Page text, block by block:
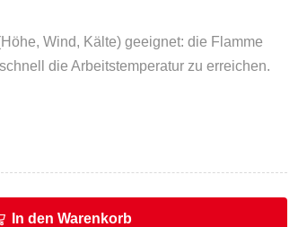
Wind, Kälte) geeignet: die Flamme
die Arbeitstemperatur zu erreichen.
In den Warenkorb